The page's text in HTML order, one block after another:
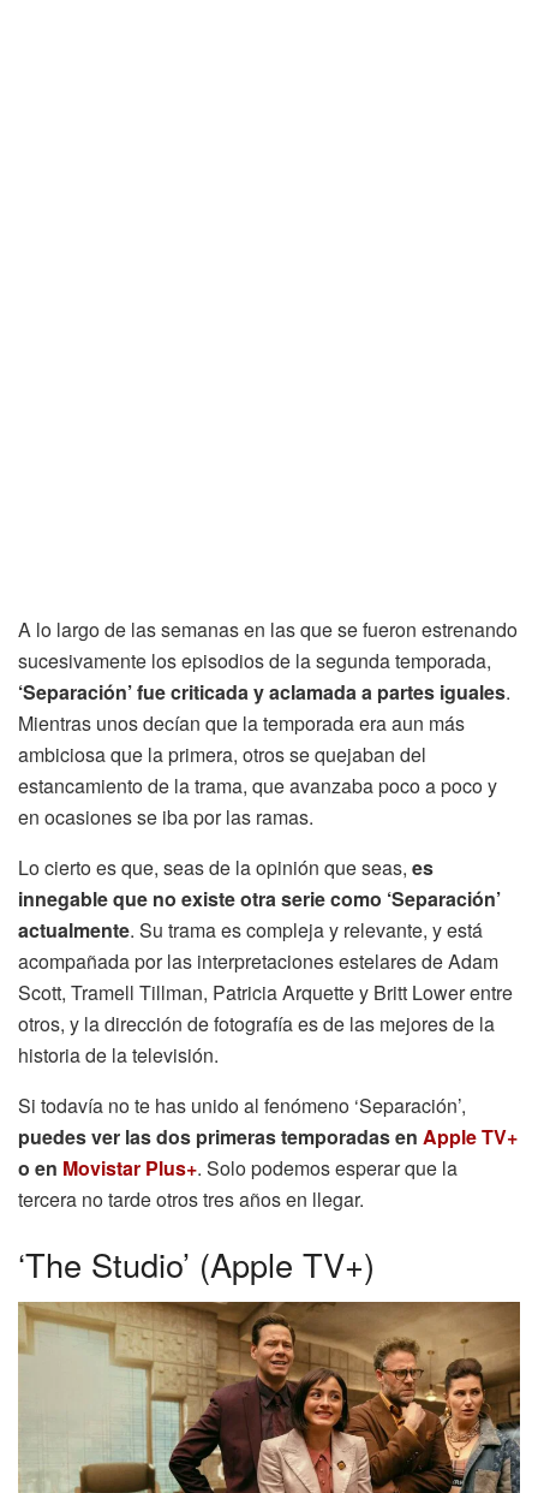
A lo largo de las semanas en las que se fueron estrenando
sucesivamente los episodios de la segunda temporada,
‘Separación’ fue criticada y aclamada a partes iguales.
Mientras unos decían que la temporada era aun más
ambiciosa que la primera, otros se quejaban del
estancamiento de la trama, que avanzaba poco a poco y
en ocasiones se iba por las ramas.
Lo cierto es que, seas de la opinión que seas, es
innegable que no existe otra serie como ‘Separación’
actualmente. Su trama es compleja y relevante, y está
acompañada por las interpretaciones estelares de Adam
Scott, Tramell Tillman, Patricia Arquette y Britt Lower entre
otros, y la dirección de fotografía es de las mejores de la
historia de la televisión.
Si todavía no te has unido al fenómeno ‘Separación’,
puedes ver las dos primeras temporadas en Apple TV+
o en Movistar Plus+. Solo podemos esperar que la
tercera no tarde otros tres años en llegar.
‘The Studio’ (Apple TV+)